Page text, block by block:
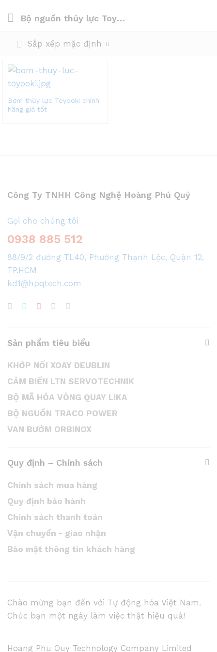
Bộ nguồn thủy lực Toyooki
Sắp xếp mặc định
Bơm thủy lực Toyooki chính
hãng giá tốt
Công Ty TNHH Công Nghệ Hoàng Phú Quý
Gọi cho chúng tôi
0938 885 512
88/9/2 đường TL40, Phường Thạnh Lộc, Quận 12,
TP.HCM
kd1@hpqtech.com
Sản phẩm tiêu biểu
KHỚP NỐI XOAY DEUBLIN
CẢM BIẾN LTN SERVOTECHNIK
BỘ MÃ HÓA VÒNG QUAY LIKA
BỘ NGUỒN TRACO POWER
VAN BƯỚM ORBINOX
Quy định – Chính sách
Chính sách mua hàng
Quy định bảo hành
Chính sách thanh toán
Vận chuyển - giao nhận
Bảo mật thông tin khách hàng
Hoang Phu Quy Technology Company Limited
Chào mừng bạn đến với Tự động hóa Việt Nam.
Chúc bạn một ngày làm việc thật hiệu quả!